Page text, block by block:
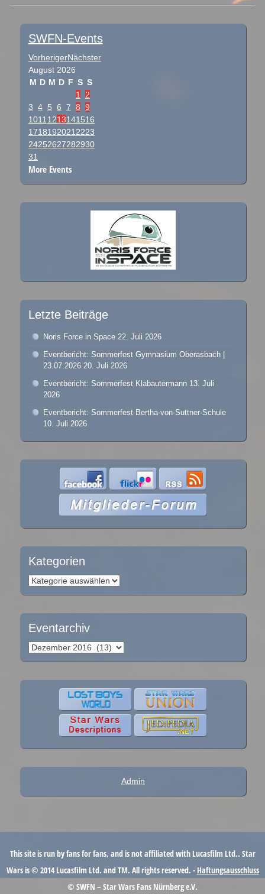
Post navigation
SWFN-Events
VorherigerNächster
August 2026
M D M D F S S
1 2
3 4 5 6 7 8 9
10111213141516
17181920212223
24252627282930
31
More Events
Letzte Beiträge
Noris Force in Space 22. Juli 2026
Eventbericht: Sommerfest Gymnasium Oberasbach |
23.07.2026 20. Juli 2026
Eventbericht: Sommerfest Klabautermann 13. Juli
2026
Eventbericht: Sommerfest Bertha-von-Suttner-Schule
10. Juli 2026
Kategorien
Kategorien
Eventarchiv
Eventarchiv
Admin
This site is run by fans for fans, and is not affiliated with Lucasfilm Ltd.. Star
Wars is © 2014 Lucasfilm Ltd. and TM. All rights reserved. - Haftungsausschluss
© SWFN – Star Wars Fans Nürnberg e.V.